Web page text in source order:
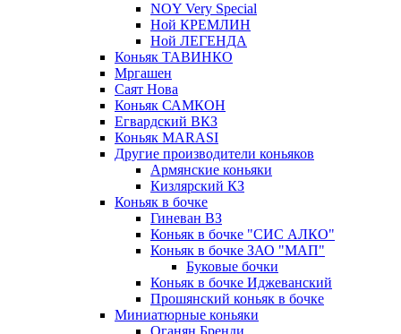
NOY Very Special
Ной КРЕМЛИН
Ной ЛЕГЕНДА
Коньяк ТАВИНКО
Мргашен
Саят Нова
Коньяк САМКОН
Егвардский ВКЗ
Коньяк MARASI
Другие производители коньяков
Армянские коньяки
Кизлярский КЗ
Коньяк в бочке
Гиневан ВЗ
Коньяк в бочке "СИС АЛКО"
Коньяк в бочке ЗАО "МАП"
Буковые бочки
Коньяк в бочке Иджеванский
Прошянский коньяк в бочке
Миниатюрные коньяки
Оганян Бренди